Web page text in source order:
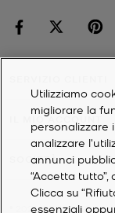
IL MIO ACCOUNT
SOCIETÀ
2026Michael Kors
Utilizziamo
migliorare la
personalizzare
analizzare
annunci
“Accetta
Clicca su
essenziali